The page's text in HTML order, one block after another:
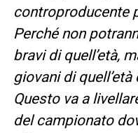
controproducente
Perché non
bravi di quell’età,
giovani di
Questo va a
del campionato